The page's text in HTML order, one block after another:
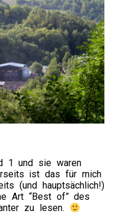
1 und sie waren
ist das für mich
(und hauptsächlich!)
Art “Best of” des
zu lesen.